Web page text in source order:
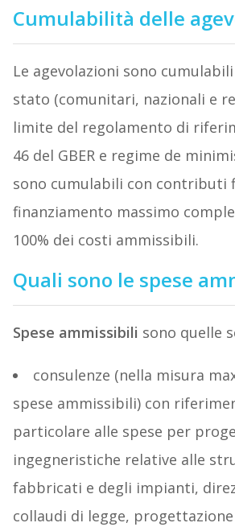
Cumulabilità delle
Le agevolazioni sono
stato (comunitari, nazionali e
limite del regolamento di
46 del GBER e regime de
sono cumulabili con contributi
finanziamento massimo
100% dei costi ammissibili.
Quali sono le spese
Spese ammissibili sono quelle
consulenze (nella misura
spese ammissibili) con
particolare alle spese per
ingegneristiche relative alle
fabbricati e degli impianti,
collaudi di legge, progettazione